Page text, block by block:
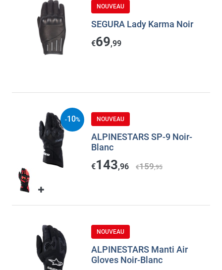
NOUVEAU
SEGURA Lady Karma Noir
€69,99
NOUVEAU
ALPINESTARS SP-9 Noir-
Blanc
€143,96 €159,95
-10%
NOUVEAU
ALPINESTARS Manti Air
Gloves Noir-Blanc